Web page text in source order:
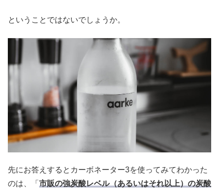
ということではないでしょうか。
先にお答えするとカーボネーター3を使ってみてわかった
のは、「 市販の強炭酸レベル（あるいはそれ以上）の炭酸